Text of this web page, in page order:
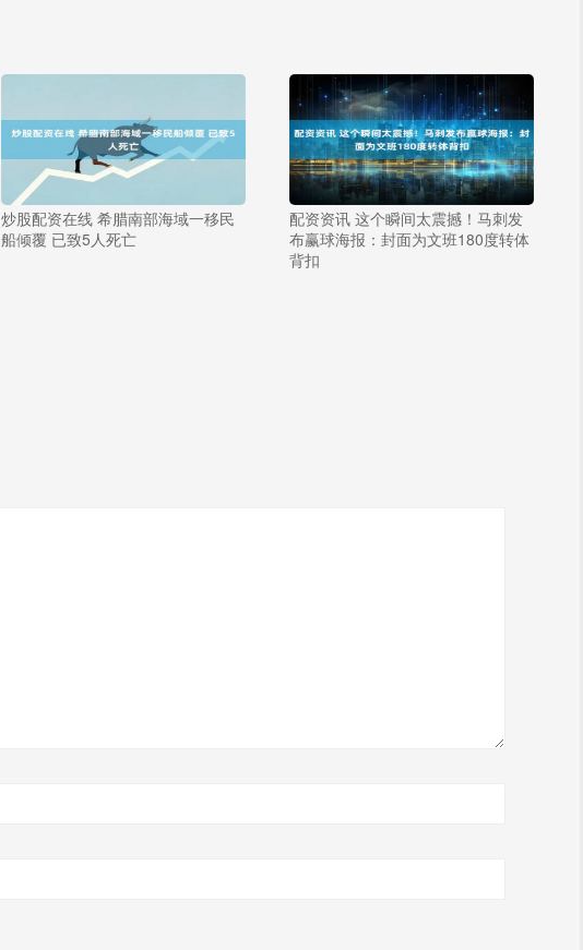
炒股配资在线 希腊南部海域一移民
船倾覆 已致5人死亡
配资资讯 这个瞬间太震撼！马刺发
布赢球海报：封面为文班180度转体
背扣